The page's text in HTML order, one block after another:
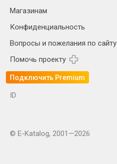
Магазинам
Конфиденциальность
Вопросы и пожелания по сайту
Помочь проекту
Подключить Premium
ID
© E-Katalog, 2001—2026